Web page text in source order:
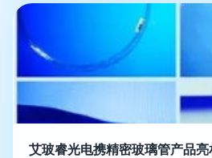
艾玻睿光电携精密玻璃管产品